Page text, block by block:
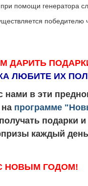
помощи генератора
победителю
ДАРИТЬ
ЛЮБИТЕ ИХ
нами в эти
программе
подарки
каждый
НОВЫМ ГОДОМ!